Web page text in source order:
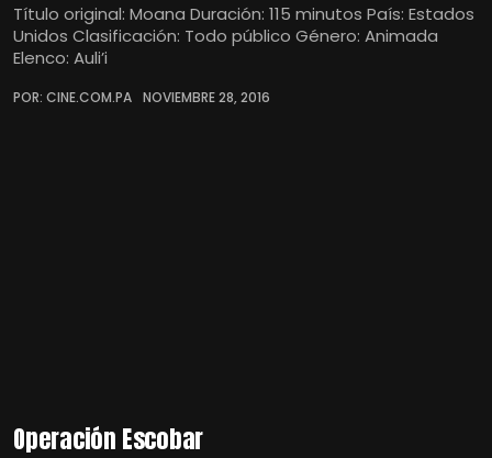
Título original: Moana Duración: 115 minutos País: Estados
Unidos Clasificación: Todo público Género: Animada
Elenco: Auli’i
POR: CINE.COM.PA NOVIEMBRE 28, 2016
Operación Escobar